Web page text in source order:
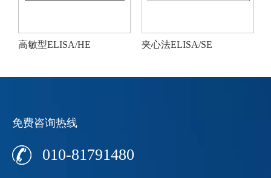
高敏型ELISA/HE 夹心法ELISA/SE
免费咨询热线
010-81791480